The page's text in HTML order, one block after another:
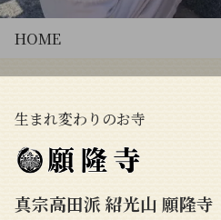
HOME
生まれ変わりのお寺
真宗高田派 紹光山 願隆寺